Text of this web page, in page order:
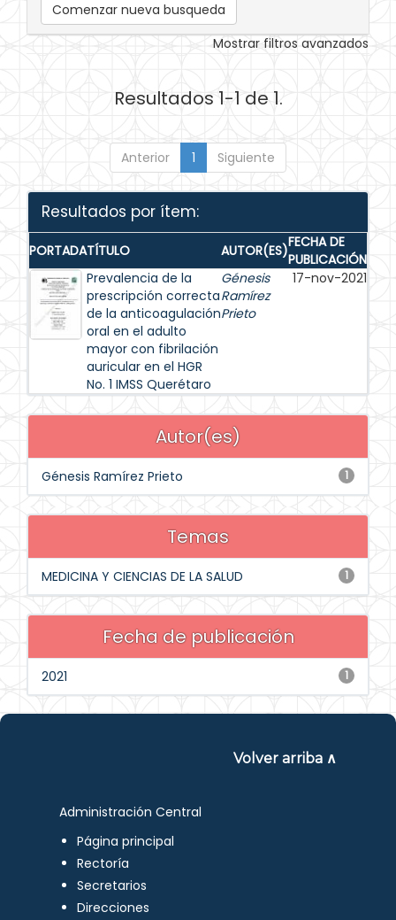
Comenzar nueva busqueda
Mostrar filtros avanzados
Resultados 1-1 de 1.
Anterior 1 Siguiente
Resultados por ítem:
PORTADATÍTULO AUTOR(ES)FECHA DE
PUBLICACIÓN
Prevalencia de la
prescripción correcta
de la anticoagulación
oral en el adulto
mayor con fibrilación
auricular en el HGR
No. 1 IMSS Querétaro
Génesis
Ramírez
Prieto
17-nov-2021
Autor(es)
1
Génesis Ramírez Prieto
Temas
1
MEDICINA Y CIENCIAS DE LA SALUD
Fecha de publicación
1
2021
Volver arriba ∧
Administración Central
Página principal
Rectoría
Secretarios
Direcciones